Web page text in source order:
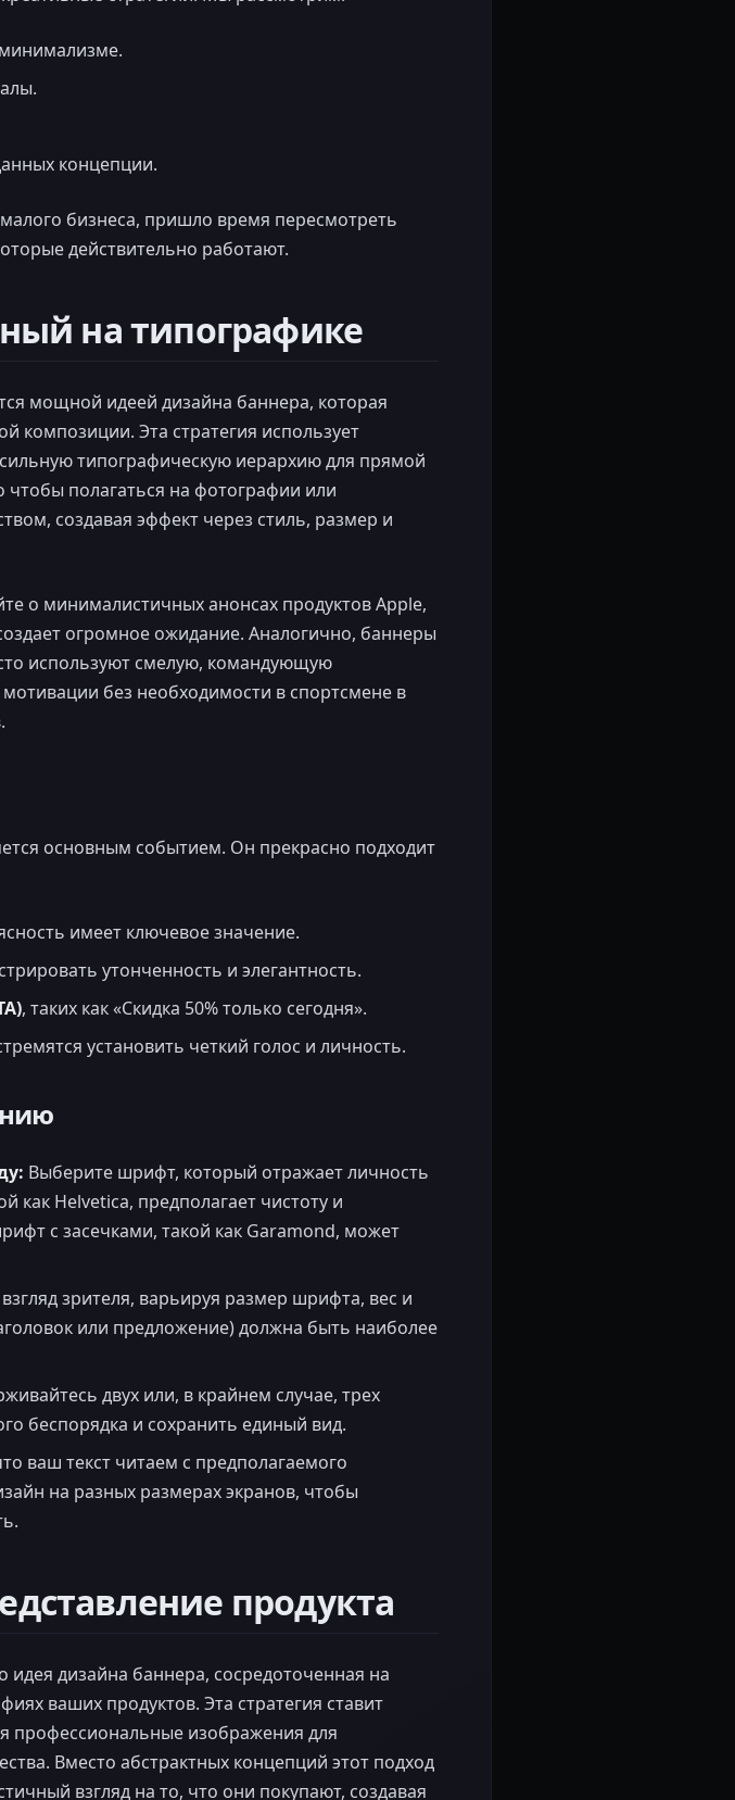
концепции.
бизнеса, пришло время пересмотреть
действительно работают.
на типографике
мощной идеей дизайна баннера, которая
композиции. Эта стратегия использует
типографическую иерархию для прямой
полагаться на фотографии или
создавая эффект через стиль, размер и
о минималистичных анонсах продуктов Apple,
огромное ожидание. Аналогично, баннеры
используют смелую, командующую
без необходимости в спортсмене в
основным событием. Он прекрасно подходит
имеет ключевое значение.
утонченность и элегантность.
, таких как «Скидка 50% только сегодня».
установить четкий голос и личность.
Выберите шрифт, который отражает личность
как Helvetica, предполагает чистоту и
с засечками, такой как Garamond, может
зрителя, варьируя размер шрифта, вес и
или предложение) должна быть наиболее
двух или, в крайнем случае, трех
беспорядка и сохранить единый вид.
ваш текст читаем с предполагаемого
на разных размерах экранов, чтобы
продукта
дизайна баннера, сосредоточенная на
ваших продуктов. Эта стратегия ставит
профессиональные изображения для
Вместо абстрактных концепций этот подход
взгляд на то, что они покупают, создавая